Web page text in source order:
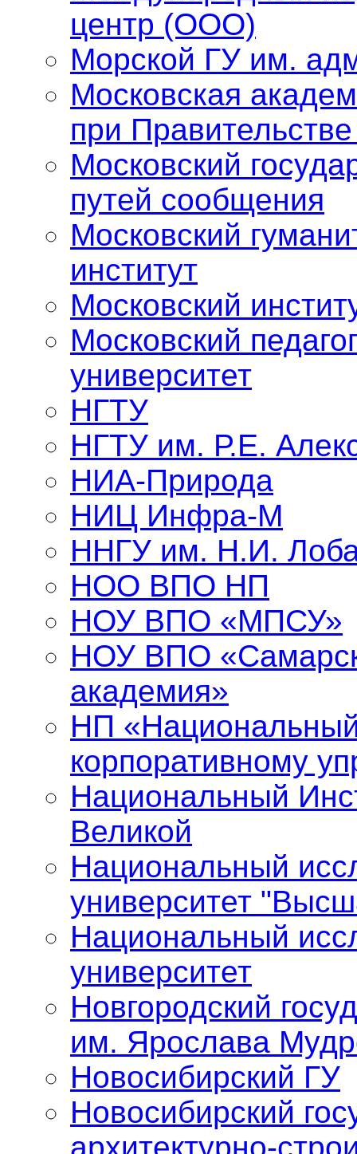
центр (ООО)
Морской ГУ им.
Московская
при
Московский
путей сообщения
Московский
институт
Московский
Московский
университет
НГТУ
НГТУ им. Р.Е.
НИА-Природа
НИЦ Инфра-М
ННГУ им. Н.И.
НОО ВПО НП
НОУ ВПО «МПСУ»
НОУ ВПО
академия»
НП
корпоративному
Национальный
Великой
Национальный
университет
Национальный
университет
Новгородский
им. Ярослава
Новосибирский ГУ
Новосибирский